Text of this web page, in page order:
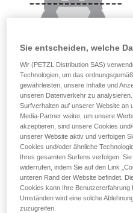
- POSITIONIERUNG DER
Die seitlichen Halteösen
Hüftknochen befinden.
Sie entscheiden, welche
Wir (PETZL Distribution SAS)
Technologien, um das
gewährleisten, unsere Inhalte und
unseren Datenverkehr zu
Surfverhalten auf unserer Website an
Media-Partner weiter, um unsere
akzeptieren, sind unsere Cookies
unserer Website aktiv und verfolgen
Cookies und/oder ähnliche
Ihres gesamten Surfens verfolgen.
widerrufen, indem Sie auf den Link
unteren Rand der Website befindet.
Cookies kann Ihre Benutzererfahrung
Umständen wird eine solche
zuzugreifen.